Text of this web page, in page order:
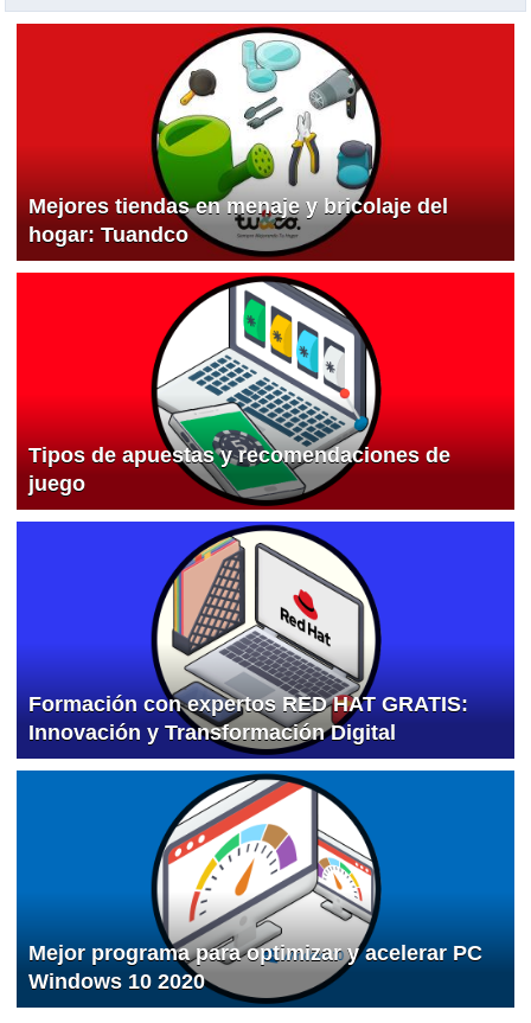
Mejores tiendas en menaje y bricolaje del
hogar: Tuandco
Tipos de apuestas y recomendaciones de
juego
Formación con expertos RED HAT GRATIS:
Innovación y Transformación Digital
Mejor programa para optimizar y acelerar PC
Windows 10 2020